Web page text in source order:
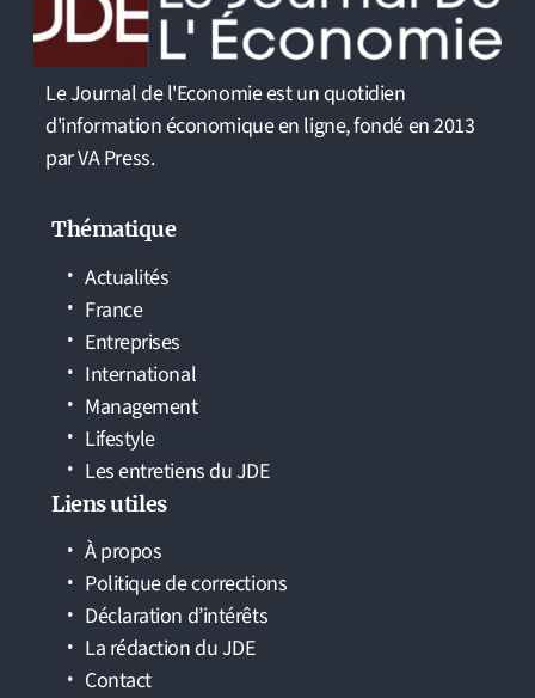
Le Journal de l'Economie est un quotidien
d'information économique en ligne, fondé en 2013
par VA Press.
Thématique
Actualités
France
Entreprises
International
Management
Lifestyle
Les entretiens du JDE
Liens utiles
À propos
Politique de corrections
Déclaration d’intérêts
La rédaction du JDE
Contact